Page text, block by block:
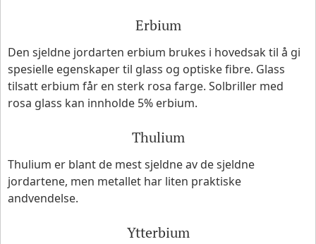
Erbium
Den sjeldne jordarten erbium brukes i hovedsak til å gi
spesielle egenskaper til glass og optiske fibre. Glass
tilsatt erbium får en sterk rosa farge. Solbriller med
rosa glass kan innholde 5% erbium.
Thulium
Thulium er blant de mest sjeldne av de sjeldne
jordartene, men metallet har liten praktiske
andvendelse.
Ytterbium